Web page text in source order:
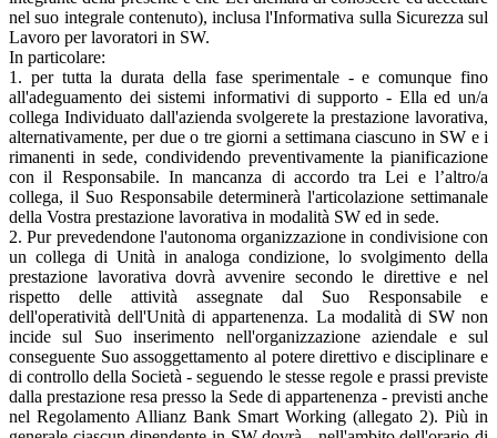
nel suo integrale contenuto), inclusa l'Informativa sulla Sicurezza sul
Lavoro per lavoratori in SW.
In particolare:
1. per tutta la durata della fase sperimentale - e comunque fino
all'adeguamento dei sistemi informativi di supporto - Ella ed un/a
collega Individuato dall'azienda svolgerete la prestazione lavorativa,
alternativamente, per due o tre giorni a settimana ciascuno in SW e i
rimanenti in sede, condividendo preventivamente la pianificazione
con il Responsabile. In mancanza di accordo tra Lei e l’altro/a
collega, il Suo Responsabile determinerà l'articolazione settimanale
della Vostra prestazione lavorativa in modalità SW ed in sede.
2. Pur prevedendone l'autonoma organizzazione in condivisione con
un collega di Unità in analoga condizione, lo svolgimento della
prestazione lavorativa dovrà avvenire secondo le direttive e nel
rispetto delle attività assegnate dal Suo Responsabile e
dell'operatività dell'Unità di appartenenza. La modalità di SW non
incide sul Suo inserimento nell'organizzazione aziendale e sul
conseguente Suo assoggettamento al potere direttivo e disciplinare e
di controllo della Società - seguendo le stesse regole e prassi previste
dalla prestazione resa presso la Sede di appartenenza - previsti anche
nel Regolamento Allianz Bank Smart Working (allegato 2). Più in